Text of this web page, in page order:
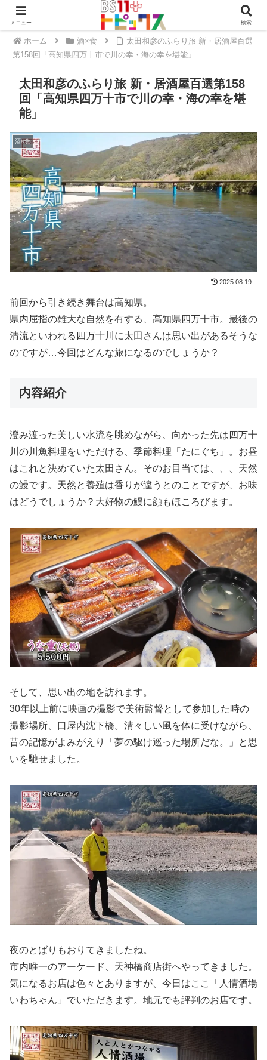
ホーム 酒×食
太田和彦のふらり旅 新・居酒屋百選
第158回「高知県四万十市で川の幸・海の幸を堪能」
太田和彦のふらり旅 新・居酒屋百選第158
回「高知県四万十市で川の幸・海の幸を堪
能」
酒×食
2025.08.19
前回から引き続き舞台は高知県。
県内屈指の雄大な自然を有する、高知県四万十市。最後の
清流といわれる四万十川に太田さんは思い出があるそうな
のですが…今回はどんな旅になるのでしょうか？
内容紹介
澄み渡った美しい水流を眺めながら、向かった先は四万十
川の川魚料理をいただける、季節料理「たにぐち」。お昼
はこれと決めていた太田さん。そのお目当ては、、、天然
の鰻です。天然と養殖は香りが違うとのことですが、お味
はどうでしょうか？大好物の鰻に顔もほころびます。
そして、思い出の地を訪れます。
30年以上前に映画の撮影で美術監督として参加した時の
撮影場所、口屋内沈下橋。清々しい風を体に受けながら、
昔の記憶がよみがえり「夢の駆け巡った場所だな。」と思
いを馳せました。
夜のとばりもおりてきましたね。
市内唯一のアーケード、天神橋商店街へやってきました。
気になるお店は色々とありますが、今日はここ「人情酒場
いわちゃん」でいただきます。地元でも評判のお店です。
メニュー 検索